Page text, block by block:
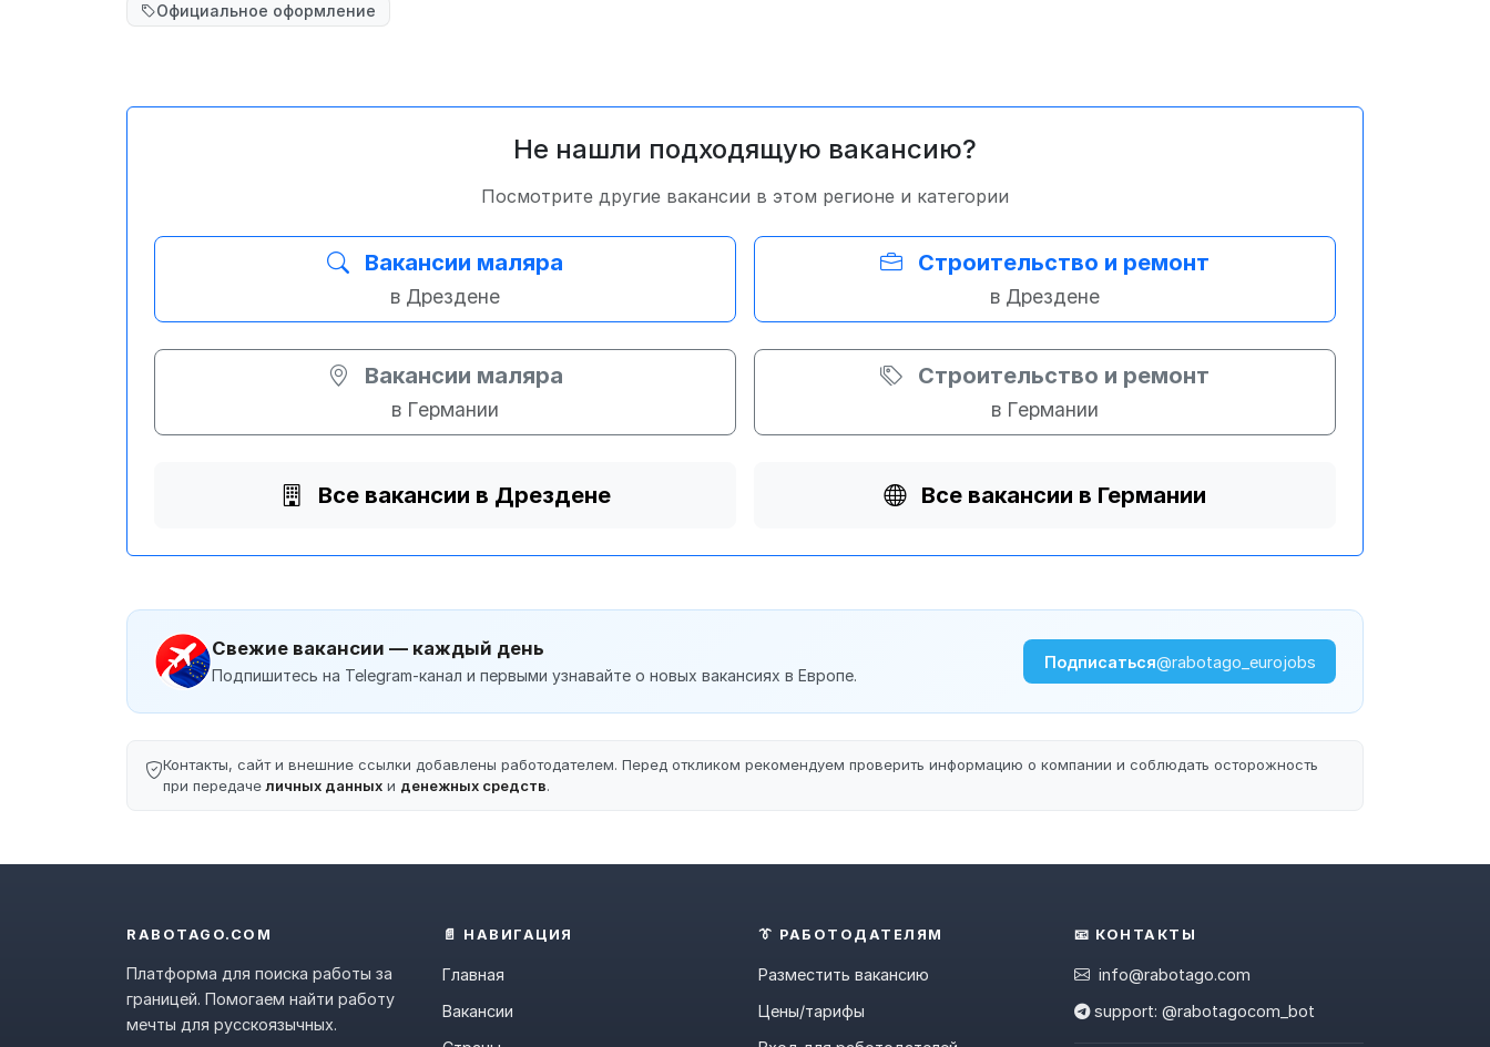
Официальное оформление
Не нашли подходящую вакансию?
Посмотрите другие вакансии в этом регионе и категории
Вакансии маляра
в Дрездене
Строительство и ремонт
в Дрездене
Вакансии маляра
в Германии
Строительство и ремонт
в Германии
Все вакансии в Дрездене Все вакансии в Германии
Свежие вакансии — каждый день
Подпишитесь на Telegram-канал и первыми узнавайте о новых вакансиях в Европе.
Подписаться@rabotago_eurojobs
Контакты, сайт и внешние ссылки добавлены работодателем. Перед откликом рекомендуем проверить информацию о компании и соблюдать осторожность
при передачеличных данных и денежных средств.
RABOTAGO.COM
Платформа для поиска работы за
границей. Помогаем найти работу
мечты для русскоязычных.
📄 НАВИГАЦИЯ
Главная
Вакансии
👔 РАБОТОДАТЕЛЯМ
Разместить вакансию
Цены/тарифы
📧 КОНТАКТЫ
info@rabotago.com
support: @rabotagocom_bot